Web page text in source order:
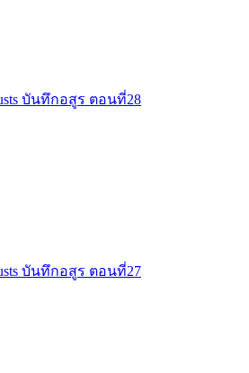
บันทึกอสูร ตอนที่28
บันทึกอสูร ตอนที่27